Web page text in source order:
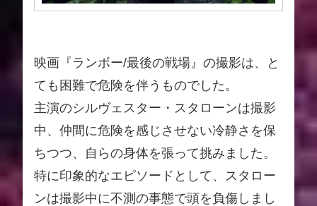
映画『ランボー/最後の戦場』の撮影は、と
ても困難で危険を伴うものでした。
主演のシルヴェスター・スタローンは撮影
中、仲間に危険を感じさせない冷静さを保
ちつつ、自らの身体を張って挑みました。
特に印象的なエピソードとして、スタロー
ンは撮影中に不測の事態で頭を負傷しまし